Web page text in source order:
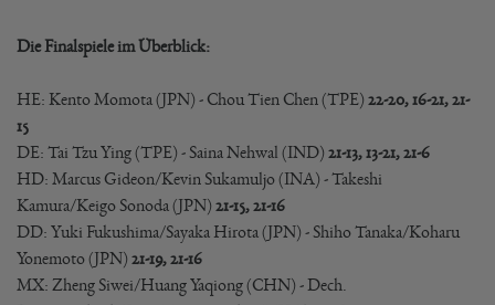
Die Finalspiele im Überblick:
HE: Kento Momota (JPN) - Chou Tien Chen (TPE) 22-20, 16-21, 21-
15
DE: Tai Tzu Ying (TPE) - Saina Nehwal (IND) 21-13, 13-21, 21-6
HD: Marcus Gideon/Kevin Sukamuljo (INA) - Takeshi
Kamura/Keigo Sonoda (JPN) 21-15, 21-16
DD: Yuki Fukushima/Sayaka Hirota (JPN) - Shiho Tanaka/Koharu
Yonemoto (JPN) 21-19, 21-16
MX: Zheng Siwei/Huang Yaqiong (CHN) - Dech.